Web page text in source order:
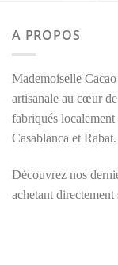
A PROPOS
Mademoiselle
artisanale au cœur
fabriqués
Casablanca et Rabat.
Découvrez nos
achetant